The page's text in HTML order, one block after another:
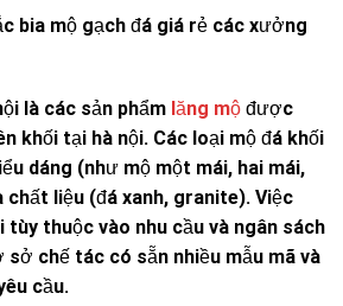
bia mộ gạch đá giá rẻ các xưởng
là các sản phẩm lăng mộ được
khối tại hà nội. Các loại mộ đá khối
dáng (như mộ một mái, hai mái,
chất liệu (đá xanh, granite). Việc
tùy thuộc vào nhu cầu và ngân sách
sở chế tác có sẵn nhiều mẫu mã và
cầu.